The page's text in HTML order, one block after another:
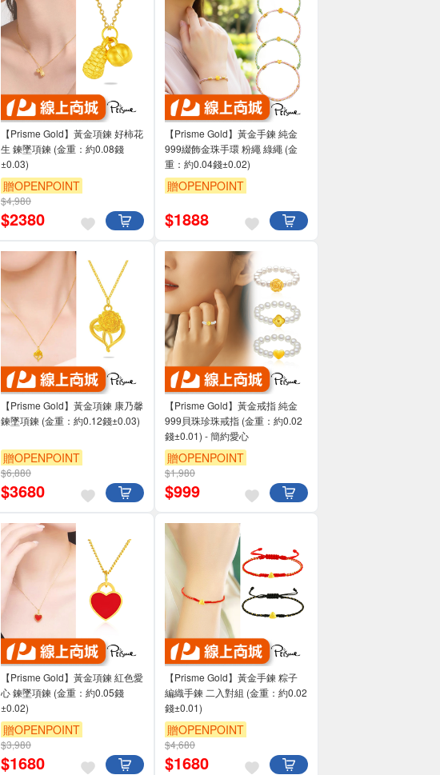
【Prisme Gold】黃金項鍊 好柿花
生 鍊墜項鍊 (金重：約0.08錢
±0.03)
贈OPENPOINT
$4,980
$2380
【Prisme Gold】黃金手鍊 純金
999綴飾金珠手環 粉繩 綠繩 (金
重：約0.04錢±0.02)
贈OPENPOINT
$1888
【Prisme Gold】黃金項鍊 康乃馨
鍊墜項鍊 (金重：約0.12錢±0.03)
贈OPENPOINT
$6,880
$3680
【Prisme Gold】黃金戒指 純金
999貝珠珍珠戒指 (金重：約0.02
錢±0.01) - 簡約愛心
贈OPENPOINT
$1,980
$999
【Prisme Gold】黃金項鍊 紅色愛
心 鍊墜項鍊 (金重：約0.05錢
±0.02)
贈OPENPOINT
$3,980
$1680
【Prisme Gold】黃金手鍊 粽子
編織手鍊 二入對組 (金重：約0.02
錢±0.01)
贈OPENPOINT
$4,680
$1680